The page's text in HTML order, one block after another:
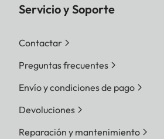
Servicio y Soporte
Contactar
Preguntas frecuentes
Envío y condiciones de pago
Devoluciones
Reparación y mantenimiento